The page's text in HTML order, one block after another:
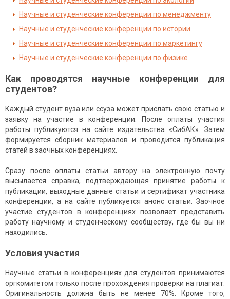
Научные и студенческие конференции по менеджменту
Научные и студенческие конференции по истории
Научные и студенческие конференции по маркетингу
Научные и студенческие конференции по физике
Как проводятся научные конференции для
студентов?
Каждый студент вуза или ссуза может прислать свою статью и
заявку на участие в конференции. После оплаты участия
работы публикуются на сайте издательства «СибАК». Затем
формируется сборник материалов и проводится публикация
статей в заочных конференциях.
Сразу после оплаты статьи автору на электронную почту
высылается справка, подтверждающая принятие работы к
публикации, выходные данные статьи и сертификат участника
конференции, а на сайте публикуется анонс статьи. Заочное
участие студентов в конференциях позволяет представить
работу научному и студенческому сообществу, где бы вы ни
находились.
Условия участия
Научные статьи в конференциях для студентов принимаются
оргкомитетом только после прохождения проверки на плагиат.
Оригинальность должна быть не менее 70%. Кроме того,